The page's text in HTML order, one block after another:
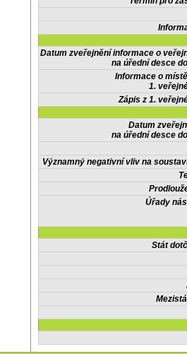
Datum zveřejnění informace o
na úřední desce
Informace o
1.
Zápis z 1.
Datum
na úřední desce
Významný negativní vliv na
Úřady
Stát